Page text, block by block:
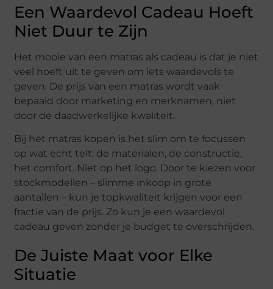
Een Waardevol Cadeau Hoeft
Niet Duur te Zijn
Het mooie van een matras als cadeau is dat je niet
veel hoeft uit te geven om iets waardevols te
geven. De prijs van een matras wordt vaak
bepaald door marketing en merknamen, niet
door de daadwerkelijke kwaliteit.
Bij het matras kopen is het slim om te focussen
op wat echt telt: de materialen, de constructie,
het comfort. Niet op het logo. Door te kiezen voor
stockmodellen – slimme inkoop in grote
aantallen – kun je topkwaliteit krijgen voor een
fractie van de prijs. Zo kun je een waardevol
cadeau geven zonder je budget te overschrijden.
De Juiste Maat voor Elke
Situatie